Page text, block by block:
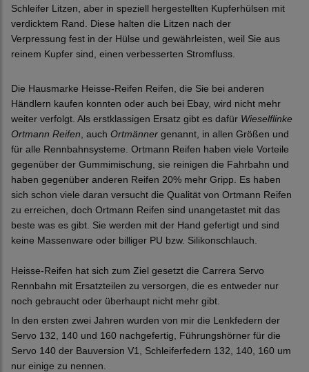
Schleifer Litzen, aber in speziell hergestellten Kupferhülsen mit
verdicktem Rand. Diese halten die Litzen nach der
Verpressung fest in der Hülse und gewährleisten, weil Sie aus
reinem Kupfer sind, einen verbesserten Stromfluss.
Die Hausmarke Heisse-Reifen Reifen, die Sie bei anderen
Händlern kaufen konnten oder auch bei Ebay, wird nicht mehr
weiter verfolgt. Als erstklassigen Ersatz gibt es dafür Wieselflinke
Ortmann Reifen , auch Ortmänner genannt, in allen Größen und
für alle Rennbahnsysteme. Ortmann Reifen haben viele Vorteile
gegenüber der Gummimischung, sie reinigen die Fahrbahn und
haben gegenüber anderen Reifen 20% mehr Gripp. Es haben
sich schon viele daran versucht die Qualität von Ortmann Reifen
zu erreichen, doch Ortmann Reifen sind unangetastet mit das
beste was es gibt. Sie werden mit der Hand gefertigt und sind
keine Massenware oder billiger PU bzw. Silikonschlauch.
Heisse-Reifen hat sich zum Ziel gesetzt die Carrera Servo
Rennbahn mit Ersatzteilen zu versorgen, die es entweder nur
noch gebraucht oder überhaupt nicht mehr gibt.
In den ersten zwei Jahren wurden von mir die Lenkfedern der
Servo 132, 140 und 160 nachgefertig, Führungshörner für die
Servo 140 der Bauversion V1, Schleiferfedern 132, 140, 160 um
nur einige zu nennen.